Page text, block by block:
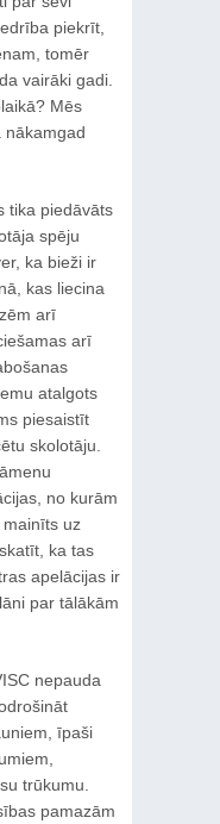
piekrīt,
tomēr
vairāki gadi.
Mēs
nākamgad
tika piedāvāts
spēju
ka bieži ir
kas liecina
arī
arī
atalgots
piesaistīt
skolotāju.
no kurām
uz
ka tas
apelācijas ir
par tālākām
nepauda
īpaši
trūkumu.
pamazām